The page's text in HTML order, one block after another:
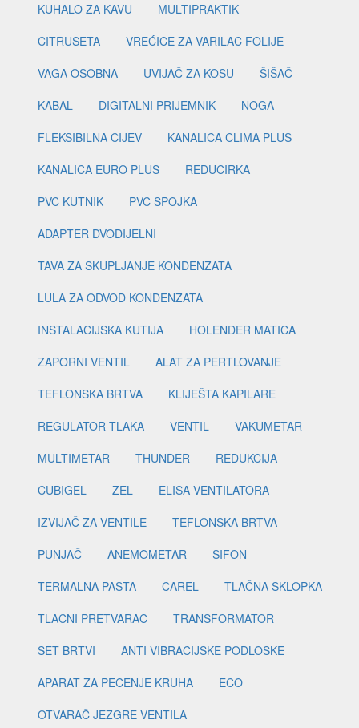
KUHALO ZA KAVU
MULTIPRAKTIK
CITRUSETA
VREĆICE ZA VARILAC FOLIJE
VAGA OSOBNA
UVIJAČ ZA KOSU
ŠIŠAČ
KABAL
DIGITALNI PRIJEMNIK
NOGA
FLEKSIBILNA CIJEV
KANALICA CLIMA PLUS
KANALICA EURO PLUS
REDUCIRKA
PVC KUTNIK
PVC SPOJKA
ADAPTER DVODIJELNI
TAVA ZA SKUPLJANJE KONDENZATA
LULA ZA ODVOD KONDENZATA
INSTALACIJSKA KUTIJA
HOLENDER MATICA
ZAPORNI VENTIL
ALAT ZA PERTLOVANJE
TEFLONSKA BRTVA
KLIJEŠTA KAPILARE
REGULATOR TLAKA
VENTIL
VAKUMETAR
MULTIMETAR
THUNDER
REDUKCIJA
CUBIGEL
ZEL
ELISA VENTILATORA
IZVIJAČ ZA VENTILE
TEFLONSKA BRTVA
PUNJAČ
ANEMOMETAR
SIFON
TERMALNA PASTA
CAREL
TLAČNA SKLOPKA
TLAČNI PRETVARAČ
TRANSFORMATOR
SET BRTVI
ANTI VIBRACIJSKE PODLOŠKE
APARAT ZA PEČENJE KRUHA
ECO
OTVARAČ JEZGRE VENTILA